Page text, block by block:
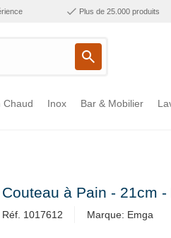
Plus de 25.000 produits
Chaud Inox Bar & Mobilier
Couteau à Pain - 21cm -
Réf. 1017612 Marque: Emga